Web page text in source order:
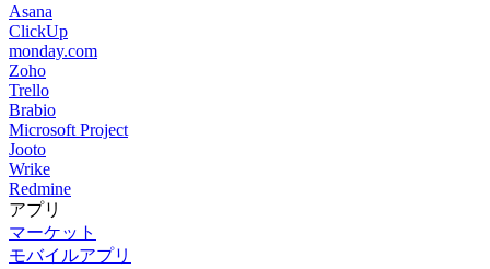
Asana
ClickUp
monday.com
Zoho
Trello
Brabio
Microsoft Project
Jooto
Wrike
Redmine
アプリ
マーケット
モバイルアプリ